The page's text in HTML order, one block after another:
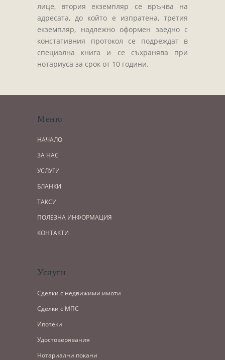
лице, втория екземпляр се връчва на
адресата, до който е изпратена, третия
екземпляр, надлежно оформен заедно с
констативния протокол се подреждат в
специална книга и се съхранява при
нотариуса за срок от 10 години.
Меню
НАЧАЛО
ЗА НАС
УСЛУГИ
БЛАНКИ
ТАКСИ
ПОЛЕЗНА ИНФОРМАЦИЯ
КОНТАКТИ
Услуги
Сделки с недвижими имоти
Сделки с МПС
Ипотеки
Удостоверявания
Нотариални покани